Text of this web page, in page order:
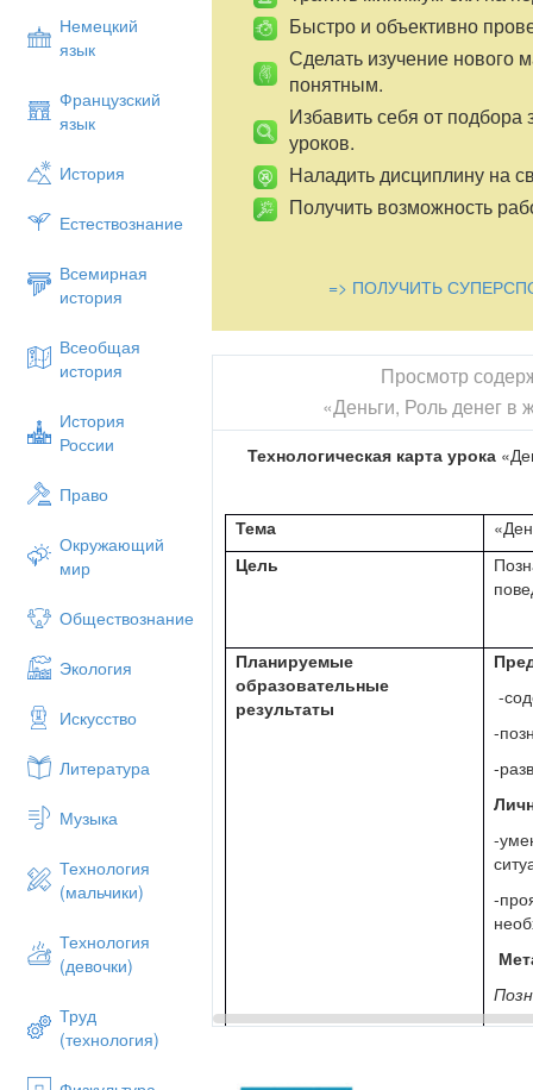
Немецкий
язык
Французский
язык
История
Естествознание
Всемирная
история
Всеобщая
история
История
России
Право
Окружающий
мир
Обществознание
Экология
Искусство
Литература
Музыка
Технология
(мальчики)
Технология
(девочки)
Труд
(технология)
Быстро и объективно
Сделать изучение нового
понятным.
Избавить себя от подбора
уроков.
Наладить дисциплину на
Получить возможность
=> ПОЛУЧИТЬ
Просмотр
«Деньги, Роль денег в
Технологическая карта урока
Тема
Цель
Планируемые
образовательные
результаты
-
-
-
-
-
-